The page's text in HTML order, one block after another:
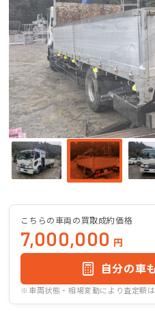
こちらの車両の買取成約価格
7,000,000 円
自分の車
※車両状態・相場変動により査定額